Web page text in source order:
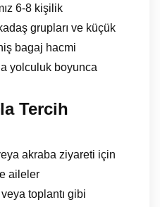
6-8 kişilik
grupları ve küçük
bagaj hacmi
yolculuk boyunca
Tercih
akraba ziyareti için
aileler
toplantı gibi